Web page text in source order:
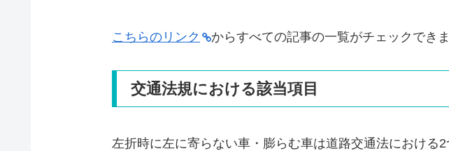
こちらのリンク からすべての記事の一覧がチェックでき
交通法規における該当項目
左折時に左に寄らない車・膨らむ車は道路交通法における